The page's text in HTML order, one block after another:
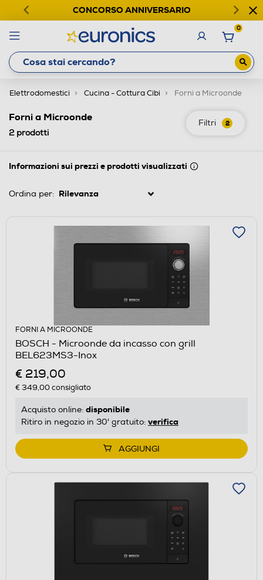
CONCORSO ANNIVERSARIO
0
Elettrodomestici Cucina - Cottura Cibi Forni a Microonde
Filtri 2
Forni a Microonde
2prodotti
Informazioni sui prezzi e prodotti visualizzati
Ordina per:
FORNI A MICROONDE
BOSCH - Microonde da incasso con grill
BEL623MS3-Inox
€ 219,00
€ 349,00consigliato
Acquisto online: disponibile
Ritiro in negozio in 30' gratuito: verifica
AGGIUNGI